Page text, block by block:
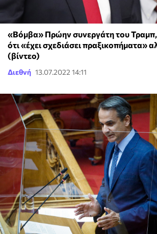
«Βόμβα» Πρώην συνεργάτη του
ότι «έχει σχεδιάσει πραξικοπήματα»
(βίντεο)
Διεθνή 13.07.2022 14:11